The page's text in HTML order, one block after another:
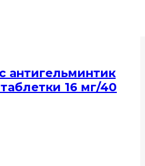
антигельминтик
16 мг/40